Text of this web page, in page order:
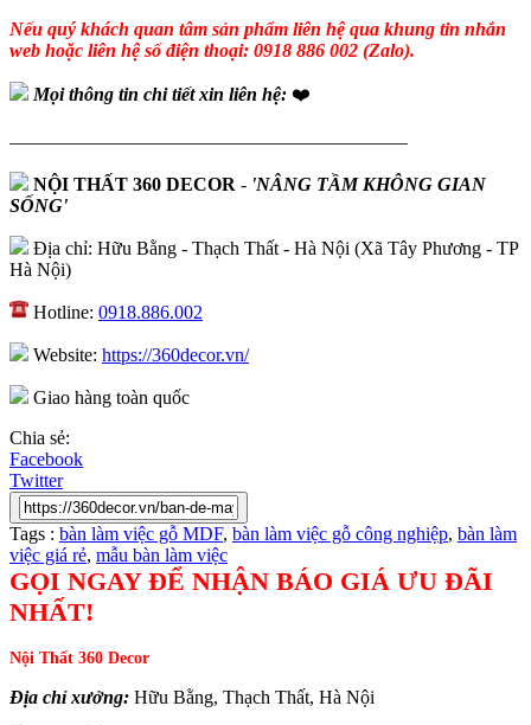
Nếu quý khách quan tâm sản phẩm liên hệ qua khung tin nhắn
web hoặc liên hệ số điện thoại: 0918 886 002 (Zalo).
Mọi thông tin chi tiết xin liên hệ: ❤️
—————————————————————
NỘI THẤT 360 DECOR - 'NÂNG TẦM KHÔNG GIAN
SỐNG'
Địa chỉ: Hữu Bằng - Thạch Thất - Hà Nội (Xã Tây Phương - TP
Hà Nội)
Hotline: 0918.886.002
Website: https://360decor.vn/
Giao hàng toàn quốc
Chia sẻ:
Facebook
Twitter
Tags : bàn làm việc gỗ MDF, bàn làm việc gỗ công nghiệp, bàn làm
việc giá rẻ, mẫu bàn làm việc
GỌI NGAY ĐỂ NHẬN BÁO GIÁ ƯU ĐÃI
NHẤT!
Nội Thất 360 Decor
Địa chỉ xưởng: Hữu Bằng, Thạch Thất, Hà Nội